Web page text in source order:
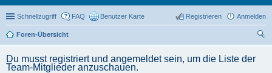
Schnellzugriff FAQ Benutzer Karte Anmelden
Registrieren
Foren-Übersicht
Du musst registriert und angemeldet sein, um die Liste der
Team-Mitglieder anzuschauen.